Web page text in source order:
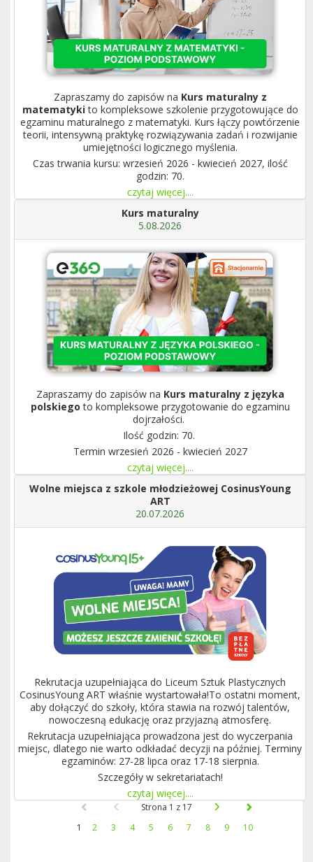
Zapraszamy do zapisów na Kurs maturalny z
matematykito kompleksowe szkolenie przygotowujące do
egzaminu maturalnego z matematyki. Kurs łączy powtórzenie
teorii, intensywną praktykę rozwiązywania zadań i rozwijanie
umiejętności logicznego myślenia.
Czas trwania kursu: wrzesień 2026 - kwiecień 2027, ilość
godzin: 70.
czytaj więcej....
Kurs maturalny
5.08.2026
Zapraszamy do zapisów na Kurs maturalny z języka
polskiego to kompleksowe przygotowanie do egzaminu
dojrzałości.
Ilość godzin: 70.
Termin wrzesień 2026 - kwiecień 2027
czytaj więcej....
Wolne miejsca z szkole młodzieżowej CosinusYoung
ART
20.07.2026
Rekrutacja uzupełniająca do Liceum Sztuk Plastycznych
CosinusYoung ART właśnie wystartowała!To ostatni moment,
aby dołączyć do szkoły, która stawia na rozwój talentów,
nowoczesną edukację oraz przyjazną atmosferę.
Rekrutacja uzupełniająca prowadzona jest do wyczerpania
miejsc, dlatego nie warto odkładać decyzji na później. Terminy
egzaminów: 27-28 lipca oraz 17-18 sierpnia.
Szczegóły w sekretariatach!
czytaj więcej....
Strona 1 z 17
1
2 3 4 5 6 7 8 9 10